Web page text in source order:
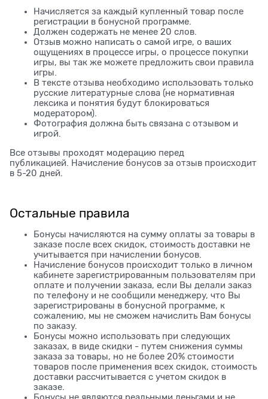
Начисляется за каждый купленный товар после
регистрации в бонусной программе.
Должен содержать не менее 20 слов.
Отзыв можно написать о самой игре, о ваших
ощущениях в процессе игры, о процессе покупки
игры, вы так же можете предложить свои правила
игры.
В тексте отзыва необходимо использовать только
русские литературные слова (не нормативная
лексика и понятия будут блокироваться
модератором).
Фотография должна быть связана с отзывом и
игрой.
Все отзывы проходят модерацию перед
публикацией. Начисление бонусов за отзыв происходит
в 5-20 дней.
Остальные правила
Бонусы начисляются на сумму оплаты за товары в
заказе после всех скидок, стоимость доставки не
учитывается при начислении бонусов.
Начисление бонусов происходит только в личном
кабинете зарегистрированным пользователям при
оплате и получении заказа, если Вы делали заказ
по телефону и не сообщили менеджеру, что Вы
зарегистрированы в бонусной программе, к
сожалению, мы не сможем начислить Вам бонусы
по заказу.
Бонусы можно использовать при следующих
заказах, в виде скидки - путем снижения суммы
заказа за товары, но не более 20% стоимости
товаров после применения всех скидок, стоимость
доставки рассчитывается с учетом скидок в
заказе.
Бонусы не являются реальными деньгами и не